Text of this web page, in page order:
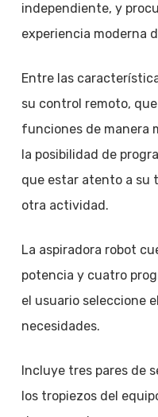
independiente, y
experiencia moderna
Entre las
su control remoto,
funciones de manera
la posibilidad de
que estar atento a su
otra actividad.
La aspiradora robot
potencia y cuatro
el usuario seleccione
necesidades.
Incluye tres pares de
los tropiezos del